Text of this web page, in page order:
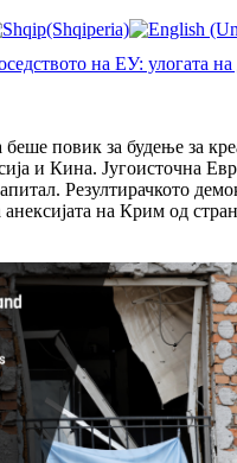
на ЕУ: улогата
повик за будење за
и Кина. Југоисточна
Резултирачкото
на Крим од